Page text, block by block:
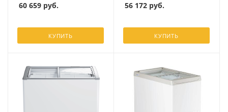
60 659 руб.
КУПИТЬ
56 172 руб.
КУПИТЬ